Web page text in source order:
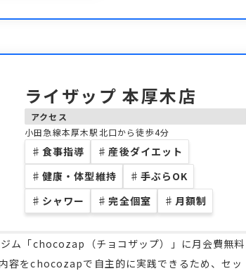
ライザップ 本厚木店
アクセス
小田急線本厚木駅北口から徒歩4分
♯ 食事指導 ♯ 産後ダイエット
♯ 健康・体型維持 ♯ 手ぶらOK
♯ シャワー ♯ 完全個室 ♯ 月額制
ム「chocozap（チョコザップ）」に月会費無料
容をchocozapで自主的に実践できるため、セッ